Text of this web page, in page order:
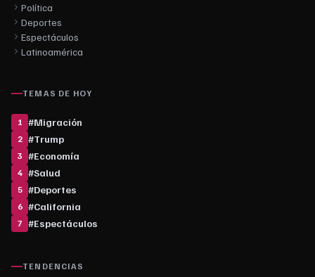
Política
Deportes
Espectáculos
Latinoamérica
TEMAS DE HOY
1 #Migración
2 #Trump
3 #Economía
4 #Salud
5 #Deportes
6 #California
7 #Espectáculos
TENDENCIAS